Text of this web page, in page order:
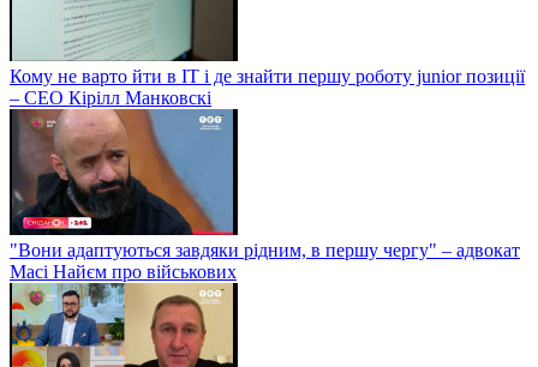
Кому не варто йти в IT і де знайти першу роботу junior позиції
– СЕО Кірілл Манковскі
"Вони адаптуються завдяки рідним, в першу чергу" – адвокат
Масі Найєм про військових